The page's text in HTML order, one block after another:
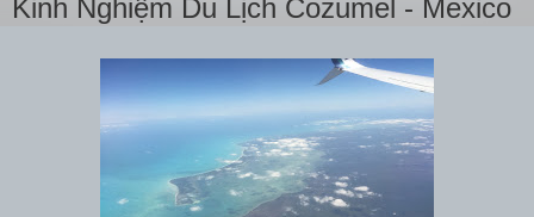
Kinh Nghiệm Du Lịch Cozumel - Mexico